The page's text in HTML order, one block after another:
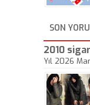
SON
2010
Yıl 2026